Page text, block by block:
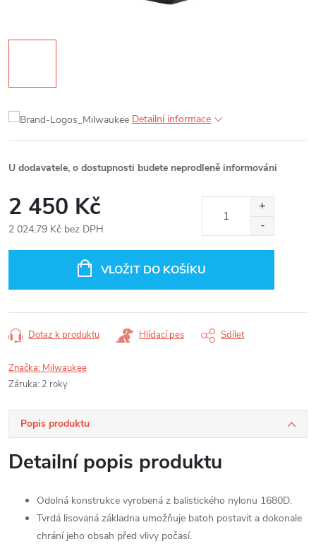
Detailní informace
U dodavatele, o dostupnosti budete neprodleně informováni
2 450 Kč
2 024,79 Kč bez DPH
VLOŽIT DO KOŠÍKU
Dotaz k produktu Hlídací pes Sdílet
Značka: Milwaukee
Záruka: 2 roky
Popis produktu
Detailní popis produktu
Odolná konstrukce vyrobená z balistického nylonu 1680D.
Tvrdá lisovaná základna umožňuje batoh postavit a dokonale
chrání jeho obsah před vlivy počasí.